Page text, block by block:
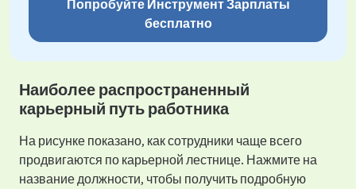
Попробуйте Инструмент Зарплаты
бесплатно
Наиболее распространенный
карьерный путь работника
На рисунке показано, как сотрудники чаще всего
продвигаются по карьерной лестнице. Нажмите на
название должности, чтобы получить подробную